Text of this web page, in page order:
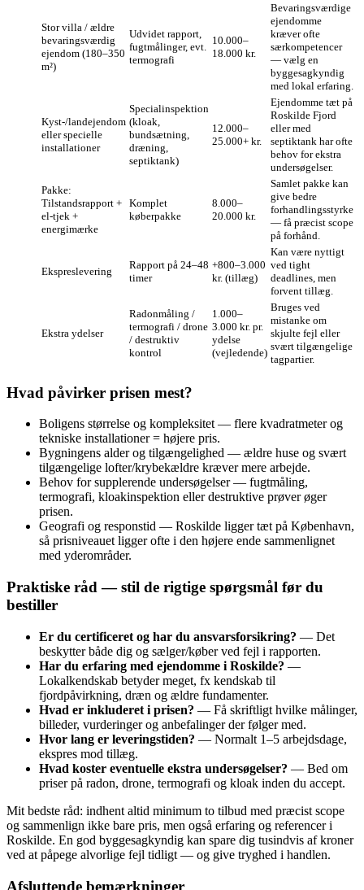
Stor villa / ældre
bevaringsværdig
ejendom (180–350
m²)
Udvidet rapport,
fugtmålinger, evt.
termografi
10.000–
18.000 kr.
Bevaringsværdige
ejendomme
kræver ofte
særkompetencer
— vælg en
byggesagkyndig
med lokal erfaring.
Kyst-/landejendom
eller specielle
installationer
Specialinspektion
(kloak,
bundsætning,
dræning,
septiktank)
12.000–
25.000+ kr.
Ejendomme tæt på
Roskilde Fjord
eller med
septiktank har ofte
behov for ekstra
undersøgelser.
Pakke:
Tilstandsrapport +
el‑tjek +
energimærke
Komplet
køberpakke
8.000–
20.000 kr.
Samlet pakke kan
give bedre
forhandlingsstyrke
— få præcist scope
på forhånd.
Ekspreslevering
Rapport på 24–48
timer
+800–3.000
kr. (tillæg)
Kan være nyttigt
ved tight
deadlines, men
forvent tillæg.
Ekstra ydelser
Radonmåling /
termografi / drone
/ destruktiv
kontrol
1.000–
3.000 kr. pr.
ydelse
(vejledende)
Bruges ved
mistanke om
skjulte fejl eller
svært tilgængelige
tagpartier.
Hvad påvirker prisen mest?
Boligens størrelse og kompleksitet — flere kvadratmeter og
tekniske installationer = højere pris.
Bygningens alder og tilgængelighed — ældre huse og svært
tilgængelige lofter/krybekældre kræver mere arbejde.
Behov for supplerende undersøgelser — fugtmåling,
termografi, kloakinspektion eller destruktive prøver øger
prisen.
Geografi og responstid — Roskilde ligger tæt på København,
så prisniveauet ligger ofte i den højere ende sammenlignet
med yderområder.
Praktiske råd — stil de rigtige spørgsmål før du
bestiller
Er du certificeret og har du ansvarsforsikring? — Det
beskytter både dig og sælger/køber ved fejl i rapporten.
Har du erfaring med ejendomme i Roskilde? —
Lokalkendskab betyder meget, fx kendskab til
fjordpåvirkning, dræn og ældre fundamenter.
Hvad er inkluderet i prisen? — Få skriftligt hvilke målinger,
billeder, vurderinger og anbefalinger der følger med.
Hvor lang er leveringstiden? — Normalt 1–5 arbejdsdage,
ekspres mod tillæg.
Hvad koster eventuelle ekstra undersøgelser? — Bed om
priser på radon, drone, termografi og kloak inden du accept.
Mit bedste råd: indhent altid minimum to tilbud med præcist scope
og sammenlign ikke bare pris, men også erfaring og referencer i
Roskilde. En god byggesagkyndig kan spare dig tusindvis af kroner
ved at påpege alvorlige fejl tidligt — og give tryghed i handlen.
Afsluttende bemærkninger